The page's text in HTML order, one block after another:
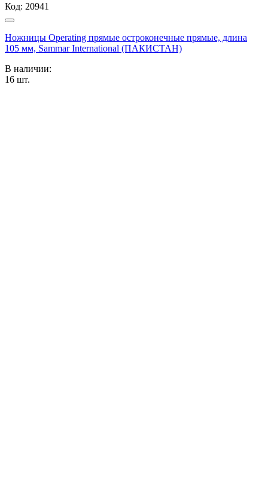
Код: 20941
Ножницы Operating прямые остроконечные прямые, длина
105 мм, Sammar International (ПАКИСТАН)
В наличии:
16 шт.